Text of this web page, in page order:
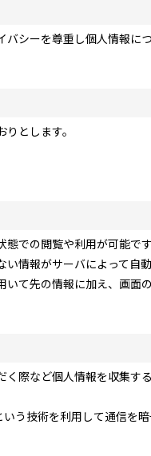
シーを尊重し個人情報に
とします。
での閲覧や利用が可能で
情報がサーバによって自
て先の情報に加え、画面
際など個人情報を収集す
う技術を利用して通信を